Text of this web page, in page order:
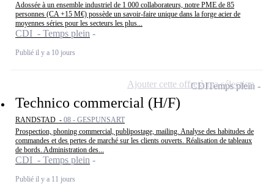
Adossée à un ensemble industriel de 1 000 collaborateurs, notre PME de 85
personnes (CA +15 M€) possède un savoir-faire unique dans la forge acier de
moyennes séries pour les secteurs les plus...
CDI - Temps plein
Publié il y a 10 jours
Technico commercial (H/F)
RANDSTAD - 08 - GESPUNSART
Prospection, phoning commercial, publipostage, mailing. Analyse des habitudes de
commandes et des pertes de marché sur les clients ouverts. Réalisation de tableaux
de bords. Administration des...
CDI - Temps plein
Publié il y a 11 jours
CDITemps plein
Ajouter cette offre à ma sélection